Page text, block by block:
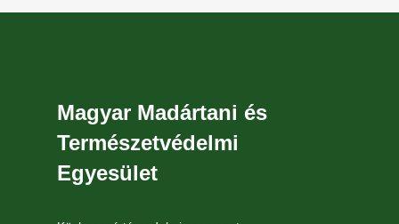
Magyar Madártani és
Természetvédelmi
Egyesület